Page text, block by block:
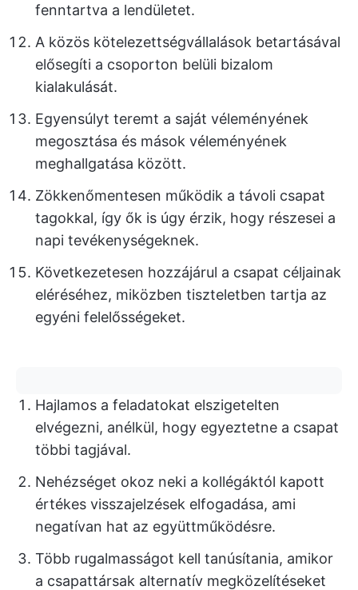
fenntartva a lendületet.
A közös kötelezettségvállalások betartásával
elősegíti a csoporton belüli bizalom
kialakulását.
Egyensúlyt teremt a saját véleményének
megosztása és mások véleményének
meghallgatása között.
Zökkenőmentesen működik a távoli csapat
tagokkal, így ők is úgy érzik, hogy részesei a
napi tevékenységeknek.
Következetesen hozzájárul a csapat céljainak
eléréséhez, miközben tiszteletben tartja az
egyéni felelősségeket.
Hajlamos a feladatokat elszigetelten
elvégezni, anélkül, hogy egyeztetne a csapat
többi tagjával.
Nehézséget okoz neki a kollégáktól kapott
értékes visszajelzések elfogadása, ami
negatívan hat az együttműködésre.
Több rugalmasságot kell tanúsítania, amikor
a csapattársak alternatív megközelítéseket